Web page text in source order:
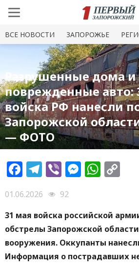
ВСЕ НОВОСТИ ЗАПОРОЖЬЕ
Разрушенные дома и
поврежденные авто:
войска РФ нанесли
Запорожской
— ФОТО
Facebook
Telegram
Viber
01.06.2026
92
31 мая войска российской
обстрелы Запорожской
вооружения. Оккупанты
Информация о пострадавших